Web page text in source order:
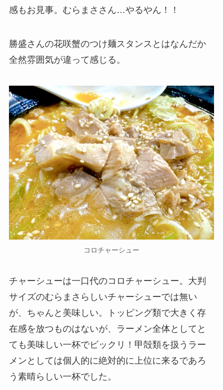
感もお見事。むらまささん…やるやん！！
勝盛さんの花咲蟹のつけ麺スタンスとはなんだか
全然雰囲気が違って感じる。
コロチャーシュー
チャーシューは一口代のコロチャーシュー。大判
サイズのむらまさらしいチャーシューでは無い
が、ちゃんと美味しい。トッピング類で大きく存
在感を放つものはないが、ラーメン全体としてと
ても美味しい一杯でビックリ！甲殻類を扱うラー
メンとしては個人的に絶対的に上位に来るであろ
う素晴らしい一杯でした。